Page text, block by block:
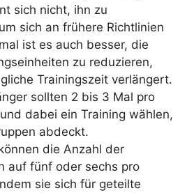
sich nicht, ihn zu
sich an frühere Richtlinien
ist es auch besser, die
zu reduzieren,
Trainingszeit verlängert.
sollten 2 bis 3 Mal pro
dabei ein Training wählen,
abdeckt.
die Anzahl der
auf fünf oder sechs pro
sie sich für geteilte